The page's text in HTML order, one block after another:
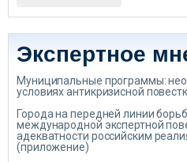
Экспертное
Муниципальные программы:
условиях антикризисной
Города на передней линии
международной экспертной
адекватности российским
(приложение)